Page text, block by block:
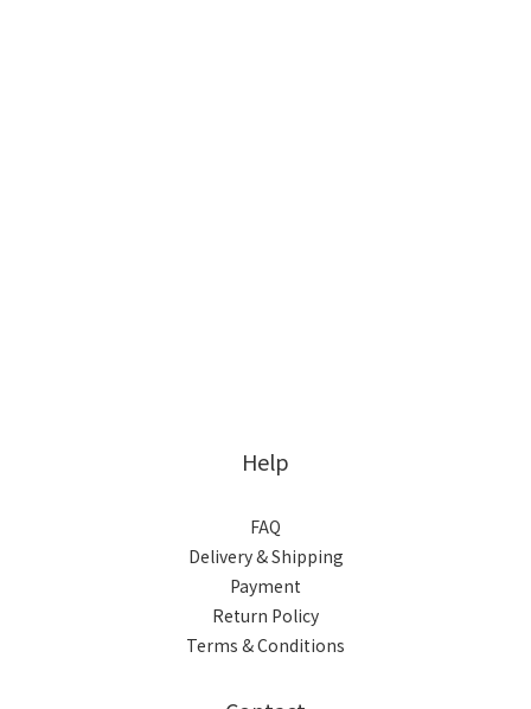
Help
FAQ
Delivery & Shipping
Payment
Return Policy
Terms & Conditions